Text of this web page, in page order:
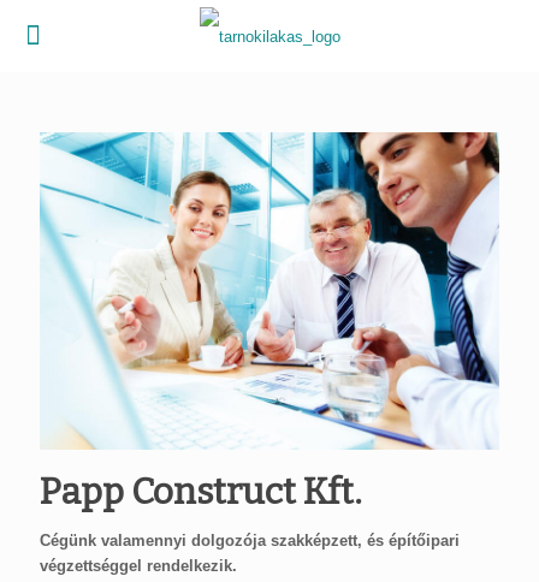
Papp Construct Kft.
Cégünk valamennyi dolgozója szakképzett, és építőipari
végzettséggel rendelkezik.